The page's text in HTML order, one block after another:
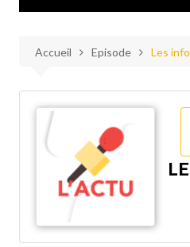
Accueil Episode Les